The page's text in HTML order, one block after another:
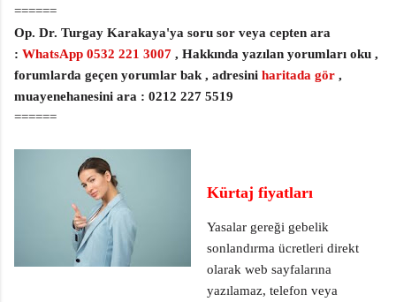
======
Op. Dr. Turgay Karakaya'ya soru sor veya cepten ara
: WhatsApp 0532 221 3007 , Hakkında yazılan yorumları oku ,
forumlarda geçen yorumlar bak , adresini haritada gör ,
muayenehanesini ara : 0212 227 5519
======
Kürtaj fiyatları
Yasalar gereği gebelik
sonlandırma ücretleri direkt
olarak web sayfalarına
yazılamaz, telefon veya